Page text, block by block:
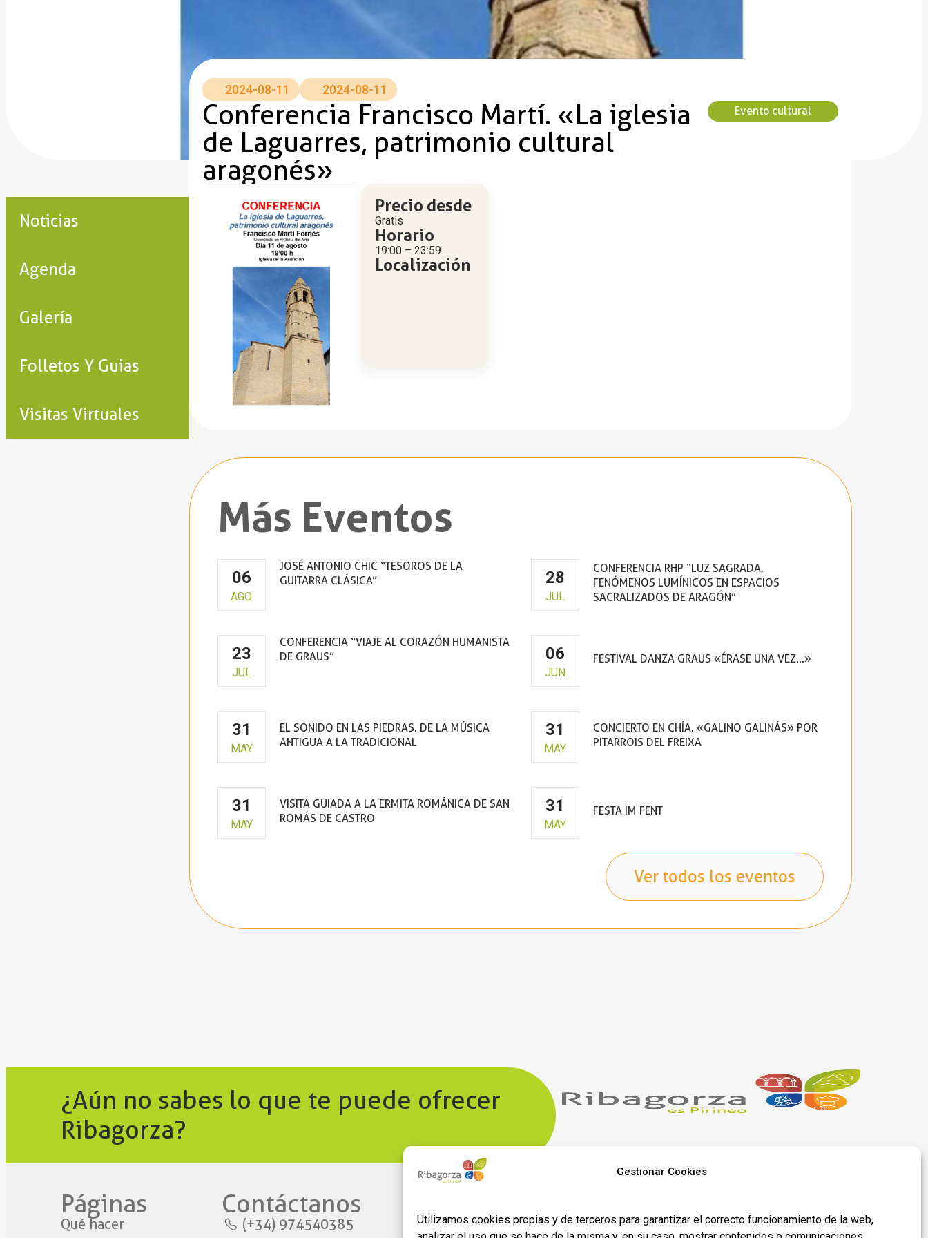
Gestionar Cookies
Utilizamos cookies propias y de terceros para garantizar el correcto funcionamiento de la web,
Noticias
Agenda
Galería
Folletos Y Guias
Visitas Virtuales
2024-08-11 2024-08-11
Conferencia Francisco Martí. «La iglesia
de Laguarres, patrimonio cultural
aragonés»
Evento cultural
Precio desde
Gratis
Horario
19:00 – 23:59
Localización
Más Eventos
06
AGO
JOSÉ ANTONIO CHIC “TESOROS DE LA
GUITARRA CLÁSICA”
28
JUL
CONFERENCIA RHP “LUZ SAGRADA,
FENÓMENOS LUMÍNICOS EN ESPACIOS
SACRALIZADOS DE ARAGÓN”
23
JUL
CONFERENCIA “VIAJE AL CORAZÓN HUMANISTA
DE GRAUS”
06
JUN
FESTIVAL DANZA GRAUS «ÉRASE UNA VEZ…»
31
MAY
EL SONIDO EN LAS PIEDRAS. DE LA MÚSICA
ANTIGUA A LA TRADICIONAL
31
MAY
CONCIERTO EN CHÍA. «GALINO GALINÁS» POR
PITARROIS DEL FREIXA
31
MAY
VISITA GUIADA A LA ERMITA ROMÁNICA DE SAN
ROMÁS DE CASTRO
31
MAY
FESTA IM FENT
Ver todos los eventos
¿Aún no sabes lo que te puede ofrecer
Ribagorza?
Páginas
Qué hacer
Contáctanos​
(+34) 974540385 Aviso legal
redes​